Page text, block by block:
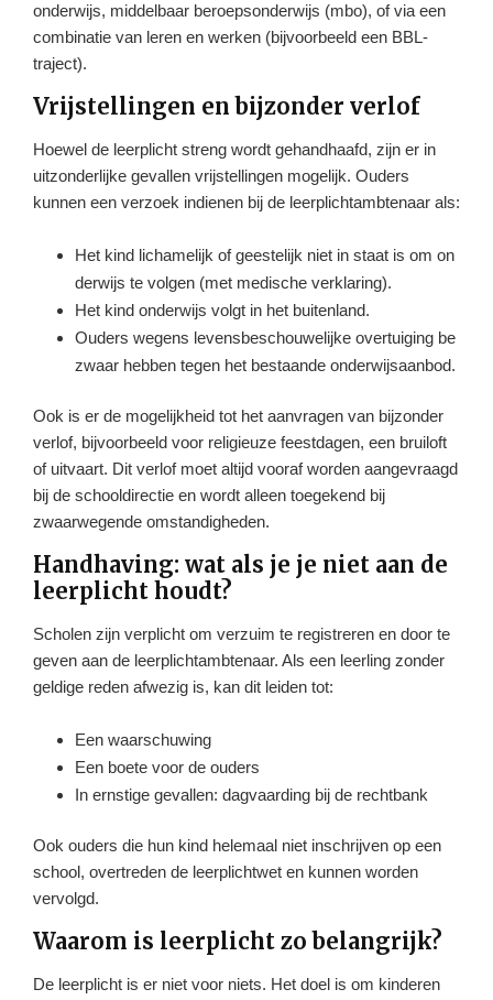
onderwijs, middelbaar beroepsonderwijs (mbo), of via een
combinatie van leren en werken (bijvoorbeeld een BBL-
traject).
Vrijstellingen en bijzonder verlof
Hoewel de leerplicht streng wordt gehandhaafd, zijn er in
uitzonderlijke gevallen vrijstellingen mogelijk. Ouders
kunnen een verzoek indienen bij de leerplichtambtenaar als:
Het kind lichamelijk of geestelijk niet in staat is om on
derwijs te volgen (met medische verklaring).
Het kind onderwijs volgt in het buitenland.
Ouders wegens levensbeschouwelijke overtuiging be
zwaar hebben tegen het bestaande onderwijsaanbod.
Ook is er de mogelijkheid tot het aanvragen van bijzonder
verlof, bijvoorbeeld voor religieuze feestdagen, een bruiloft
of uitvaart. Dit verlof moet altijd vooraf worden aangevraagd
bij de schooldirectie en wordt alleen toegekend bij
zwaarwegende omstandigheden.
Handhaving: wat als je je niet aan de
leerplicht houdt?
Scholen zijn verplicht om verzuim te registreren en door te
geven aan de leerplichtambtenaar. Als een leerling zonder
geldige reden afwezig is, kan dit leiden tot:
Een waarschuwing
Een boete voor de ouders
In ernstige gevallen: dagvaarding bij de rechtbank
Ook ouders die hun kind helemaal niet inschrijven op een
school, overtreden de leerplichtwet en kunnen worden
vervolgd.
Waarom is leerplicht zo belangrijk?
De leerplicht is er niet voor niets. Het doel is om kinderen